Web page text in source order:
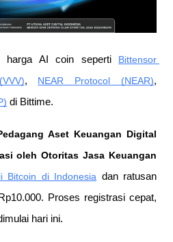
harga AI coin seperti Bittensor
, NEAR Protocol (NEAR),
di Bittime.
Aset Keuangan Digital
oleh Otoritas Jasa Keuangan
Bitcoin di Indonesia dan ratusan
Proses registrasi cepat,
hari ini.